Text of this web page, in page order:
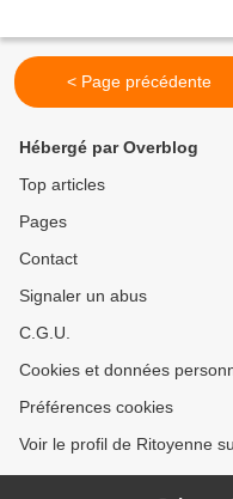
< Page précédente
Hébergé par Overblog
Top articles
Pages
Contact
Signaler un abus
C.G.U.
Cookies et données
Préférences cookies
Voir le profil de Ritoyenne